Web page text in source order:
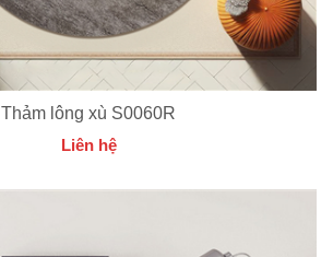
Thảm lông xù S0060R
Liên hệ